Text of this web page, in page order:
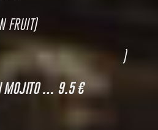
FRUIT)
)
MOJITO … 9.5 €